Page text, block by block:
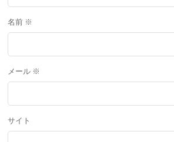
名前 ※
メール ※
サイト